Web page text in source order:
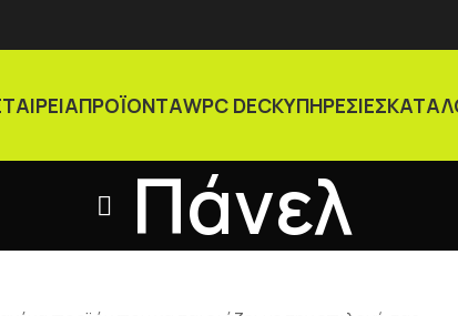
ΠΡΟΪΟΝΤΑWPC DECKΥΠΗΡΕΣΙΕΣ
Πάνελ